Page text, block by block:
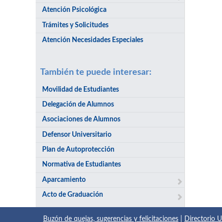
Atención Psicológica
Trámites y Solicitudes
Atención Necesidades Especiales
También te puede interesar:
Movilidad de Estudiantes
Delegación de Alumnos
Asociaciones de Alumnos
Defensor Universitario
Plan de Autoprotección
Normativa de Estudiantes
Aparcamiento
Acto de Graduación
Buzón de quejas, sugerencias y felicitaciones Directorio